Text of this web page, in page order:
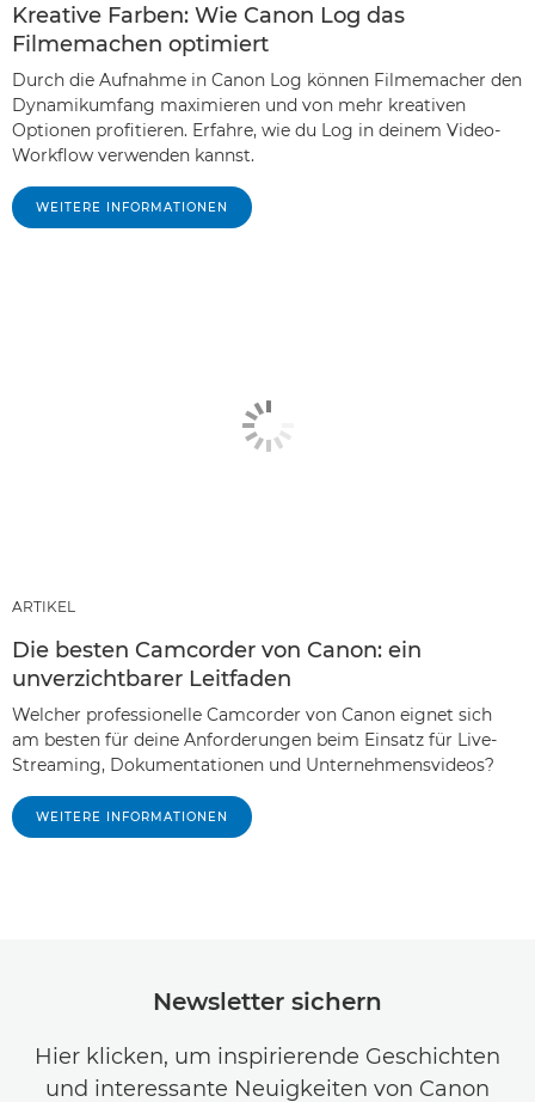
Kreative Farben: Wie Canon Log das
Filmemachen optimiert
Durch die Aufnahme in Canon Log können Filmemacher den
Dynamikumfang maximieren und von mehr kreativen
Optionen profitieren. Erfahre, wie du Log in deinem Video-
Workflow verwenden kannst.
WEITERE INFORMATIONEN
ARTIKEL
Die besten Camcorder von Canon: ein
unverzichtbarer Leitfaden
Welcher professionelle Camcorder von Canon eignet sich
am besten für deine Anforderungen beim Einsatz für Live-
Streaming, Dokumentationen und Unternehmensvideos?
WEITERE INFORMATIONEN
Newsletter sichern
Hier klicken, um inspirierende Geschichten
und interessante Neuigkeiten von Canon